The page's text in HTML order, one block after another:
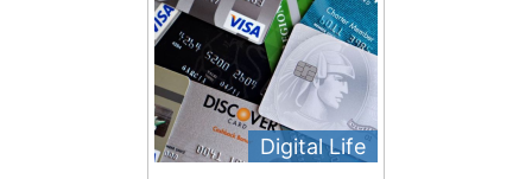
Digital Life